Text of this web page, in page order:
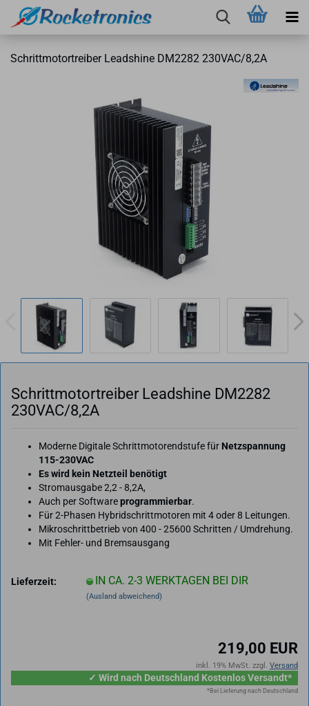
Schritt­mo­tor­trei­ber Leadshi­ne DM2282 230VAC/8,2A
Schritt­mo­tor­trei­ber Leadshi­ne DM2282
230VAC/8,2A
Moderne Digitale Schrittmotorendstufe für Netzspannung
115-230VAC
Es wird kein Netzteil benötigt
Stromausgabe 2,2 - 8,2A,
Auch per Softwareprogrammierbar.
Für 2-​Phasen Hybridschrittmotoren mit 4 oder 8 Leitungen.
Mikroschrittbetrieb von 400 - 25600 Schritten / Umdrehung.
Mit Fehler-​ und Bremsausgang
Lieferzeit: IN CA. 2-3 WERKTAGEN BEI DIR
(Ausland abweichend)
219,00 EUR
inkl. 19% MwSt. zzgl. Versand
✓ Wird nach Deutschland Kostenlos Versandt*
*Bei Lieferung nach Deutschland